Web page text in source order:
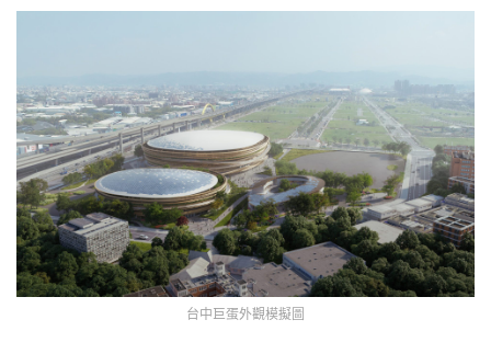
台中巨蛋外觀模擬圖